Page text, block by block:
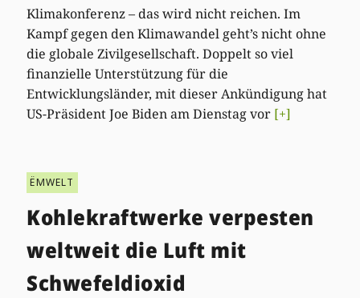
Klimakonferenz – das wird nicht reichen. Im
Kampf gegen den Klimawandel geht’s nicht ohne
die globale Zivilgesellschaft. Doppelt so viel
finanzielle Unterstützung für die
Entwicklungsländer, mit dieser Ankündigung hat
US-Präsident Joe Biden am Dienstag vor [+]
ËMWELT
Kohlekraftwerke verpesten
weltweit die Luft mit
Schwefeldioxid